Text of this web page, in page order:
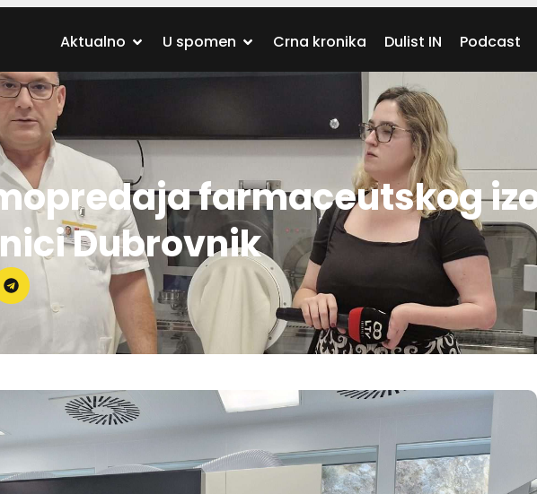
Aktualno U spomen Crna kronika Dulist IN Podcast
farmaceutskog
Dubrovnik